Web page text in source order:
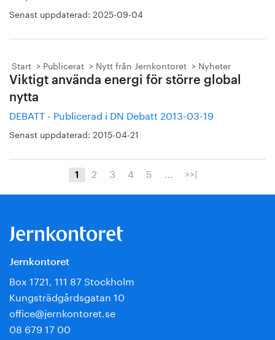
Senast uppdaterad: 2025-09-04
Start Publicerat Nytt från Jernkontoret Nyheter
Viktigt använda energi för större global
nytta
DEBATT - Publicerad i DN Debatt 2013-03-19
Senast uppdaterad: 2015-04-21
1 2 3 4 5 … >>|
Jernkontoret
Box 1721, 111 87 Stockholm
Kungsträdgårdsgatan 10
office@jernkontoret.se
08 679 17 00